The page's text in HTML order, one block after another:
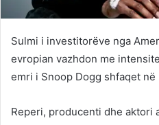
Sulmi i investitorëve nga
evropian vazhdon me
emri i Snoop Dogg shfaqet
Reperi, producenti dhe aktori